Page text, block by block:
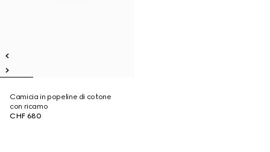
Camicia in popeline di cotone
con ricamo
CHF 680